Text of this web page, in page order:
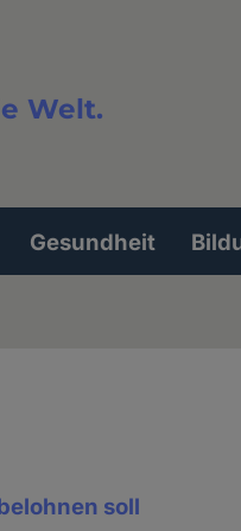
Welt.
Gesundheit
soll